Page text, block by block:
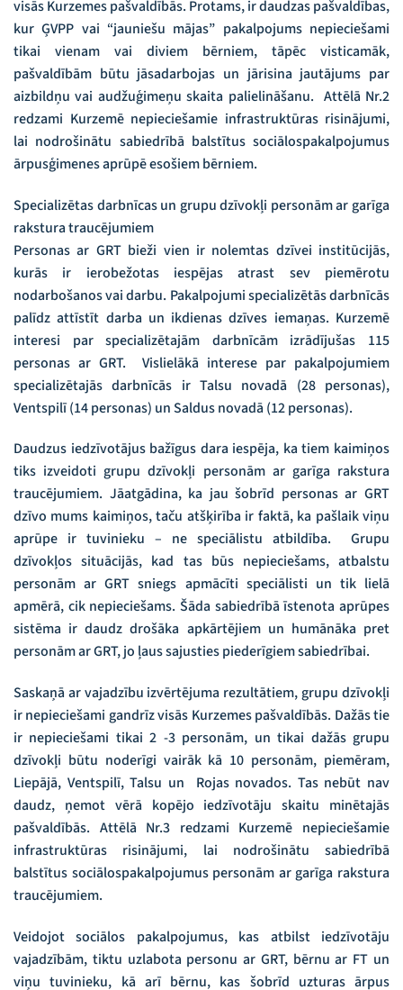
visās Kurzemes pašvaldībās. Protams, ir daudzas pašvaldības,
kur ĢVPP vai “jauniešu mājas” pakalpojums nepieciešami
tikai vienam vai diviem bērniem, tāpēc visticamāk,
pašvaldībām būtu jāsadarbojas un jārisina jautājums par
aizbildņu vai audžuģimeņu skaita palielināšanu. Attēlā Nr.2
redzami Kurzemē nepieciešamie infrastruktūras risinājumi,
lai nodrošinātu sabiedrībā balstītus sociālospakalpojumus
ārpusģimenes aprūpē esošiem bērniem.
Specializētas darbnīcas un grupu dzīvokļi personām ar garīga
rakstura traucējumiem
Personas ar GRT bieži vien ir nolemtas dzīvei institūcijās,
kurās ir ierobežotas iespējas atrast sev piemērotu
nodarbošanos vai darbu. Pakalpojumi specializētās darbnīcās
palīdz attīstīt darba un ikdienas dzīves iemaņas. Kurzemē
interesi par specializētajām darbnīcām izrādījušas 115
personas ar GRT. Vislielākā interese par pakalpojumiem
specializētajās darbnīcās ir Talsu novadā (28 personas),
Ventspilī (14 personas) un Saldus novadā (12 personas).
Daudzus iedzīvotājus bažīgus dara iespēja, ka tiem kaimiņos
tiks izveidoti grupu dzīvokļi personām ar garīga rakstura
traucējumiem. Jāatgādina, ka jau šobrīd personas ar GRT
dzīvo mums kaimiņos, taču atšķirība ir faktā, ka pašlaik viņu
aprūpe ir tuvinieku – ne speciālistu atbildība. Grupu
dzīvokļos situācijās, kad tas būs nepieciešams, atbalstu
personām ar GRT sniegs apmācīti speciālisti un tik lielā
apmērā, cik nepieciešams. Šāda sabiedrībā īstenota aprūpes
sistēma ir daudz drošāka apkārtējiem un humānāka pret
personām ar GRT, jo ļaus sajusties piederīgiem sabiedrībai.
Saskaņā ar vajadzību izvērtējuma rezultātiem, grupu dzīvokļi
ir nepieciešami gandrīz visās Kurzemes pašvaldībās. Dažās tie
ir nepieciešami tikai 2 -3 personām, un tikai dažās grupu
dzīvokļi būtu noderīgi vairāk kā 10 personām, piemēram,
Liepājā, Ventspilī, Talsu un Rojas novados. Tas nebūt nav
daudz, ņemot vērā kopējo iedzīvotāju skaitu minētajās
pašvaldībās. Attēlā Nr.3 redzami Kurzemē nepieciešamie
infrastruktūras risinājumi, lai nodrošinātu sabiedrībā
balstītus sociālospakalpojumus personām ar garīga rakstura
traucējumiem.
Veidojot sociālos pakalpojumus, kas atbilst iedzīvotāju
vajadzībām, tiktu uzlabota personu ar GRT, bērnu ar FT un
viņu tuvinieku, kā arī bērnu, kas šobrīd uzturas ārpus